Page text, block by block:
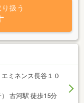
扱う
ミネンス長谷１０
古河駅 徒歩15分